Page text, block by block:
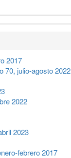
2017
70, julio-agosto 2022
2022
2023
febrero 2017